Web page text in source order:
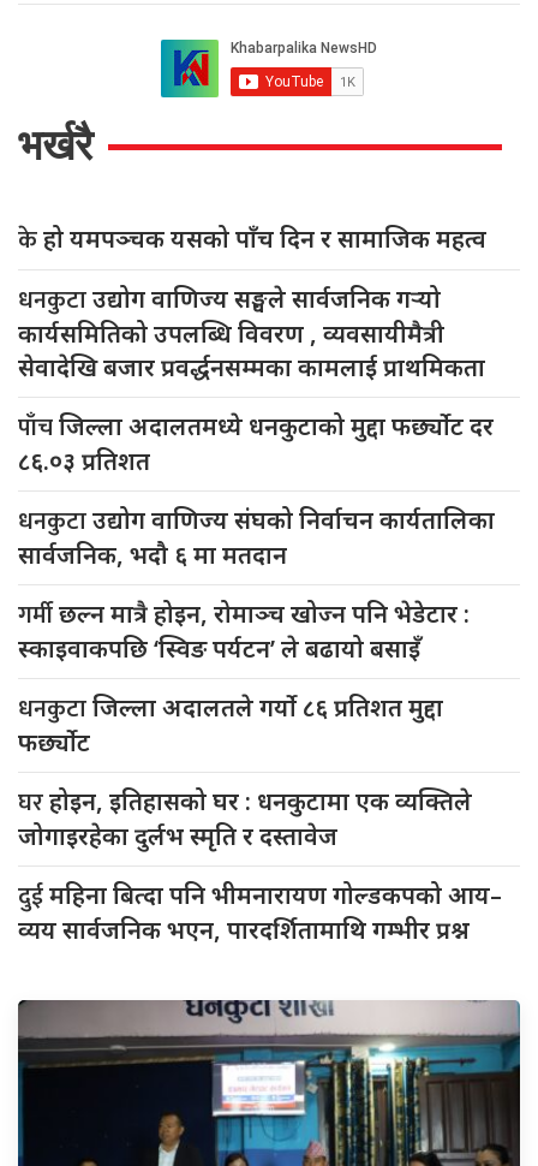
भर्खरै
केहो यमपञ्चक यसको पाँच दिन र सामाजिक महत्व
धनकुटाउद्योग वाणिज्य सङ्घले सार्वजनिक गर्‍यो
कार्यसमितिको उपलब्धि विवरण , व्यवसायीमैत्री
सेवादेखि बजार प्रवर्द्धनसम्मका कामलाई प्राथमिकता
पाँचजिल्ला अदालतमध्ये धनकुटाको मुद्दा फर्छ्योट दर
८६.०३ प्रतिशत
धनकुटाउद्योग वाणिज्य संघको निर्वाचन कार्यतालिका
सार्वजनिक, भदौ ६ मा मतदान
गर्मीछल्न मात्रै होइन, रोमाञ्च खोज्न पनि भेडेटार :
स्काइवाकपछि ‘स्विङ पर्यटन’ ले बढायो बसाइँ
धनकुटाजिल्ला अदालतले गर्यो ८६ प्रतिशत मुद्दा
फर्छ्योट
घरहोइन, इतिहासको घर : धनकुटामा एक व्यक्तिले
जोगाइरहेका दुर्लभ स्मृति र दस्तावेज
दुईमहिना बित्दा पनि भीमनारायण गोल्डकपको आय–
व्यय सार्वजनिक भएन, पारदर्शितामाथि गम्भीर प्रश्न